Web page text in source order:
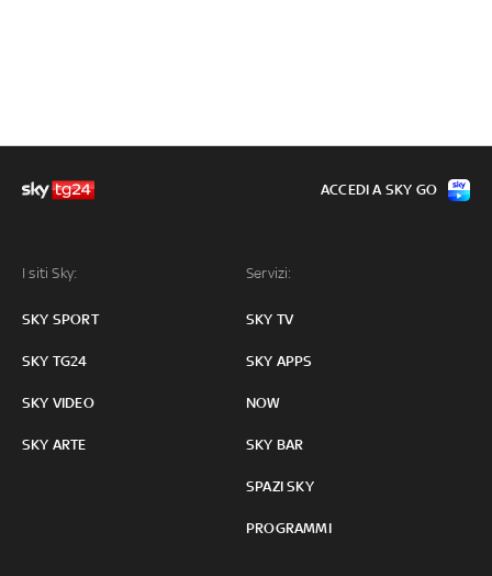
I siti Sky:
SKY SPORT
SKY TG24
SKY VIDEO
SKY ARTE
Servizi:
SKY TV
SKY APPS
NOW
SKY BAR
SPAZI SKY
PROGRAMMI
ACCEDI A SKY GO